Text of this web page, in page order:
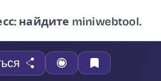
найдите miniwebtool.